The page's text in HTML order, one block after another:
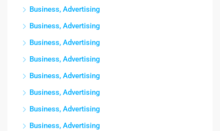
Business, Advertising
Business, Advertising
Business, Advertising
Business, Advertising
Business, Advertising
Business, Advertising
Business, Advertising
Business, Advertising